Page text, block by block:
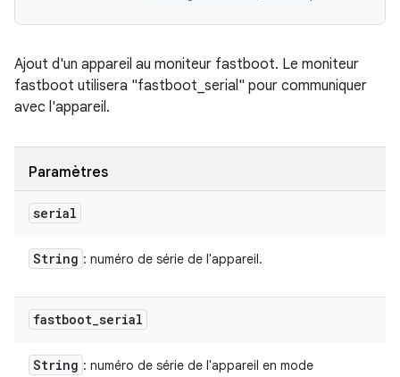
Ajout d'un appareil au moniteur fastboot. Le moniteur
fastboot utilisera "fastboot_serial" pour communiquer
avec l'appareil.
Paramètres
serial
String : numéro de série de l'appareil.
fastboot_serial
String : numéro de série de l'appareil en mode